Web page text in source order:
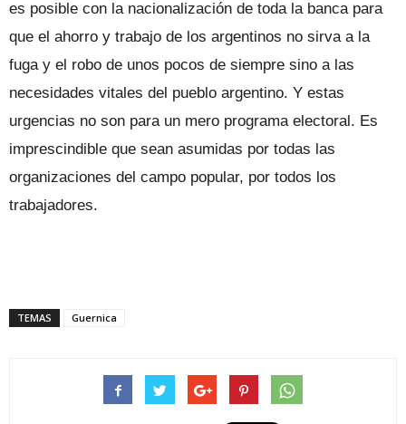
es posible con la nacionalización de toda la banca para
que el ahorro y trabajo de los argentinos no sirva a la
fuga y el robo de unos pocos de siempre sino a las
necesidades vitales del pueblo argentino. Y estas
urgencias no son para un mero programa electoral. Es
imprescindible que sean asumidas por todas las
organizaciones del campo popular, por todos los
trabajadores.
TEMAS Guernica